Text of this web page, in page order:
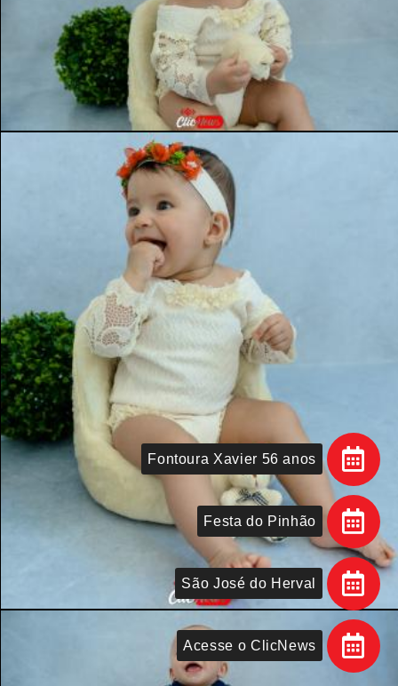
Acesse o ClicNews
São José do Herval
Festa do Pinhão
Fontoura Xavier 56 anos